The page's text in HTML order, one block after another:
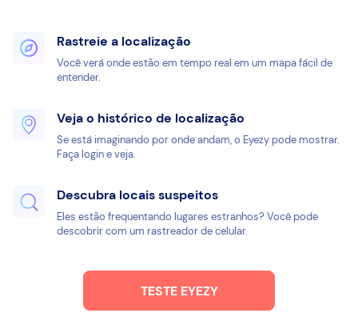
Rastreie a localização
Você verá onde estão em tempo real em um mapa fácil de
entender.
Veja o histórico de localização
Se está imaginando por onde andam, o Eyezy pode mostrar.
Faça login e veja.
Descubra locais suspeitos
Eles estão frequentando lugares estranhos? Você pode
descobrir com um rastreador de celular.
TESTE EYEZY